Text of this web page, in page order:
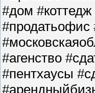
#дом
#продатьофис
#агенство
#пентхаусы